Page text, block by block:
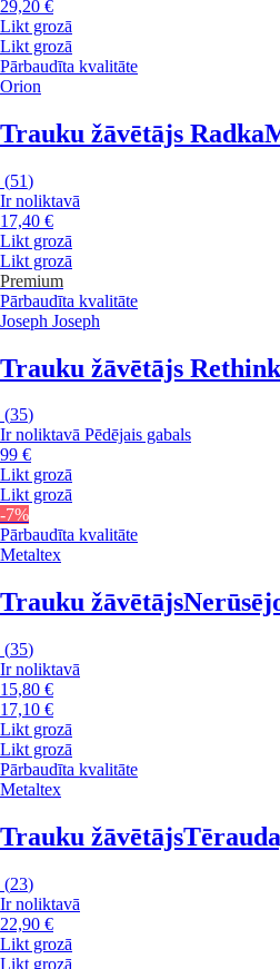
29,20 €
Likt grozā
Likt grozā
Pārbaudīta kvalitāte
Orion
Trauku žāvētājs Radka
(51)
Ir noliktavā
17,40 €
Likt grozā
Likt grozā
Premium
Pārbaudīta kvalitāte
Joseph Joseph
Trauku žāvētājs
(35)
Ir noliktavā Pēdējais gabals
99 €
Likt grozā
Likt grozā
-7%
Pārbaudīta kvalitāte
Metaltex
Trauku žāvētājs
(35)
Ir noliktavā
15,80 €
17,10 €
Likt grozā
Likt grozā
Pārbaudīta kvalitāte
Metaltex
Trauku žāvētājs
(23)
Ir noliktavā
22,90 €
Likt grozā
Likt grozā